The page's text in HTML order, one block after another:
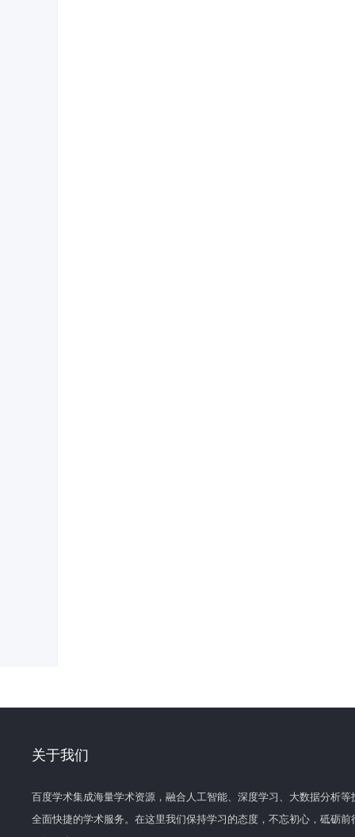
关于我们
百度学术集成海量学术资源，融合人工智能、深度学习、大数据分析
全面快捷的学术服务。在这里我们保持学习的态度，不忘初心，砥砺前